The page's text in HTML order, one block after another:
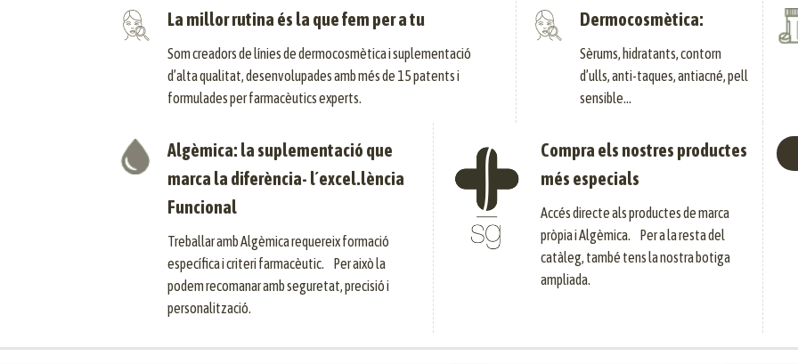
La millor rutina és la que fem per a tu
Som creadors de línies de dermocosmètica i suplementació
d’alta qualitat, desenvolupades amb més de 15 patents i
formulades per farmacèutics experts.
Dermocosmètica:
Sèrums, hidratants, contorn
d’ulls, anti-taques, antiacné, pell
sensible…
Algèmica: la suplementació que
marca la diferència- l´excel.lència
Funcional
Treballar amb Algèmica requereix formació
específica i criteri farmacèutic. Per això la
podem recomanar amb seguretat, precisió i
personalització.
Compra els nostres productes
més especials
Accés directe als productes de marca
pròpia i Algèmica. Per a la resta del
catàleg, també tens la nostra botiga
ampliada.